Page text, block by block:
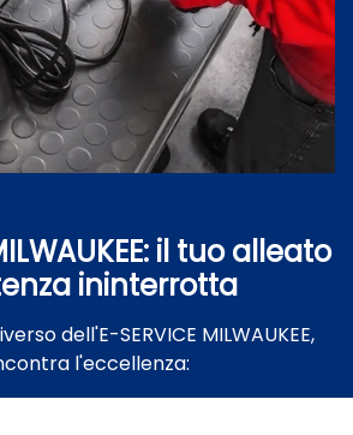
il tuo alleato
ininterrotta
dell'E-SERVICE MILWAUKEE,
l'eccellenza: